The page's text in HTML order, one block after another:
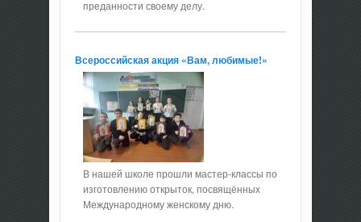
преданности своему делу.
Всероссийская акция «Вам, любимые!»
В нашей школе прошли мастер-классы по
изготовлению открыток, посвящённых
Международному женскому дню.